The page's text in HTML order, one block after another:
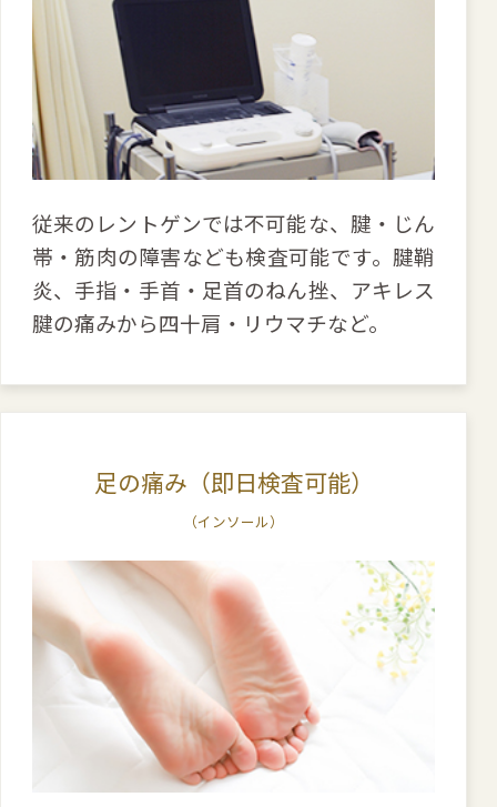
従来のレントゲンでは不可能な、腱・じん
帯・筋肉の障害なども検査可能です。腱鞘
炎、手指・手首・足首のねん挫、アキレス
腱の痛みから四十肩・リウマチなど。
足の痛み（即日検査可能）
（インソール）